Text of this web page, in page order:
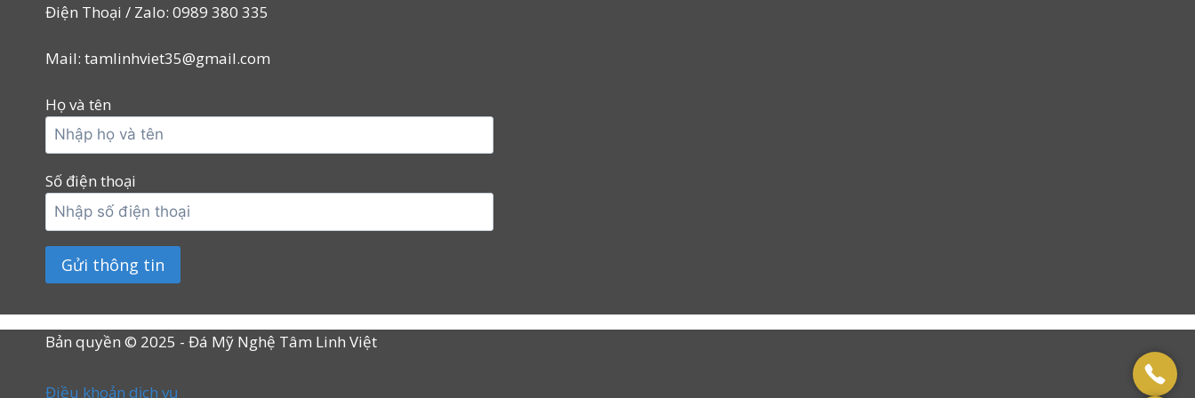
Điện Thoại / Zalo: 0989 380 335
Mail: tamlinhviet35@gmail.com
Họ và tên
Số điện thoại
Bản quyền © 2025 - Đá Mỹ Nghệ Tâm Linh Việt
Điều khoản dịch vụ